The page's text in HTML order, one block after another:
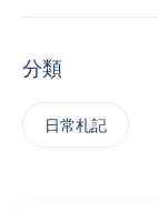
分類
日常札記